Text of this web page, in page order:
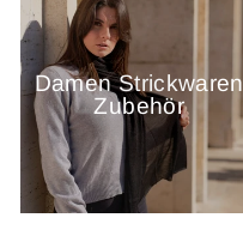
Damen Strickwaren
Zubehör